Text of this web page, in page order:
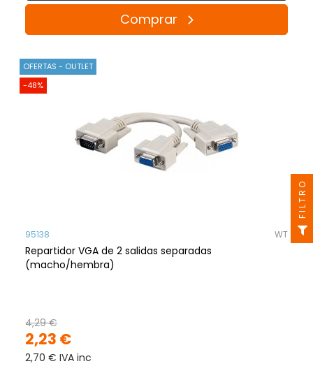
Comprar
OFERTAS - OUTLET
-48%
95138 WT
Repartidor VGA de 2 salidas separadas
(macho/hembra)
2,23 €
4,29 €
2,70 € IVA inc
FILTRO